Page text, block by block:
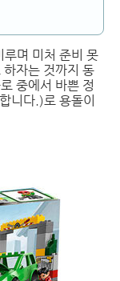
며 미처 준비 못
자는 것까지 동
중에서 바쁜 정
니다.)로 용돌이